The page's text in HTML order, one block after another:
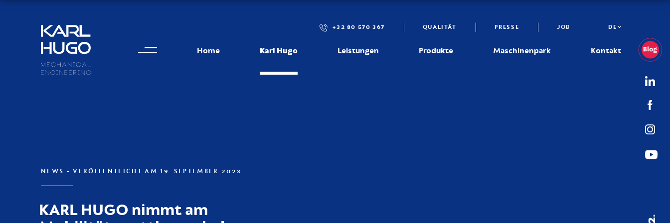
Karl Hugo +32 80 570 367 QUALITÄT PRESSE JOB DE
Kontaktinformationen
Home Karl Hugo Leistungen Produkte Maschinenpark Kontakt
NEWS - VERÖFFENTLICHT AM 19. SEPTEMBER 2023
KARL HUGO nimmt am